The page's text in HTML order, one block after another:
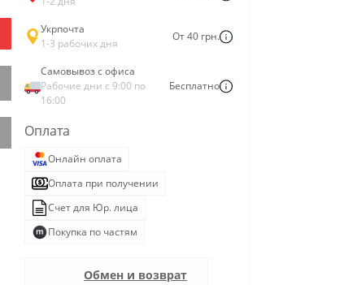
Укрпочта
1-3 рабочих дня
От 40 грн.
Самовывоз с офиса
Рабочие дни с 9:00 по
16:00
Бесплатно
Оплата
Онлайн оплата
Оплата при получении
Счет для Юр. лица
Покупка по частям
Обмен и возврат